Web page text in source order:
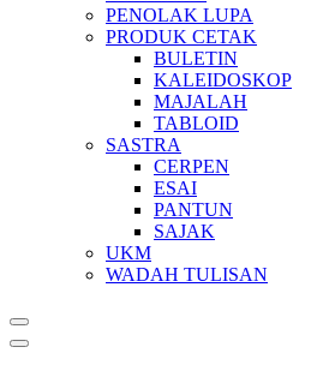
PENOLAK LUPA
PRODUK CETAK
BULETIN
KALEIDOSKOP
MAJALAH
TABLOID
SASTRA
CERPEN
ESAI
PANTUN
SAJAK
UKM
WADAH TULISAN